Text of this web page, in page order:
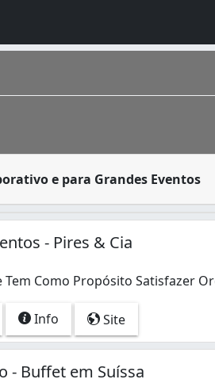
e para Grandes Eventos
Sergipe e está situada no
- Pires & Cia
Tem Como Propósito Satisfazer
Tem Como Propósito Satisfazer
Info Site
- Buffet em Suíssa